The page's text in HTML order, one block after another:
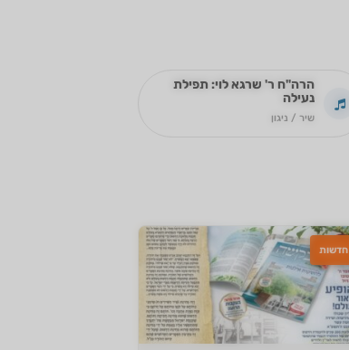
הרה"ח ר' שרגא לוי: תפילת
נעילה
שיר / ניגון
חדשות